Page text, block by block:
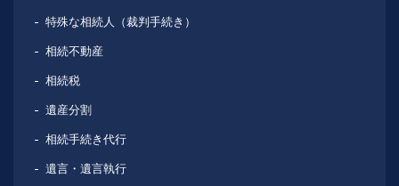
特殊な相続人（裁判手続き）
相続不動産
相続税
遺産分割
相続手続き代行
遺言・遺言執行